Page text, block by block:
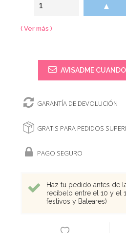
▲
( Ver más )
AVISADME
GARANTÍA DE DEVOLUCIÓN
GRATIS PARA PEDIDOS
PAGO SEGURO
Haz tu pedido antes de
recíbelo entre el 10 y el
festivos y Baleares)